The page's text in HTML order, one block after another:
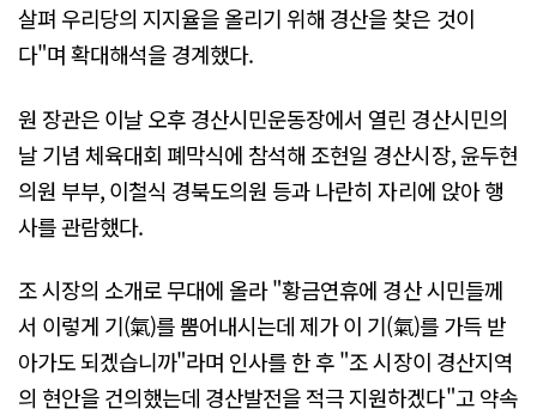
살펴 우리당의 지지율을 올리기 위해 경산을 찾은 것이
다"며 확대해석을 경계했다.
원 장관은 이날 오후 경산시민운동장에서 열린 경산시민의
날 기념 체육대회 폐막식에 참석해 조현일 경산시장, 윤두현
의원 부부, 이철식 경북도의원 등과 나란히 자리에 앉아 행
사를 관람했다.
조 시장의 소개로 무대에 올라 "황금연휴에 경산 시민들께
서 이렇게 기(氣)를 뿜어내시는데 제가 이 기(氣)를 가득 받
아가도 되겠습니까"라며 인사를 한 후 "조 시장이 경산지역
의 현안을 건의했는데 경산발전을 적극 지원하겠다"고 약속